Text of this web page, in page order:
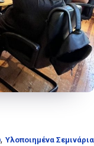
, Υλοποιημένα Σεμινάρια